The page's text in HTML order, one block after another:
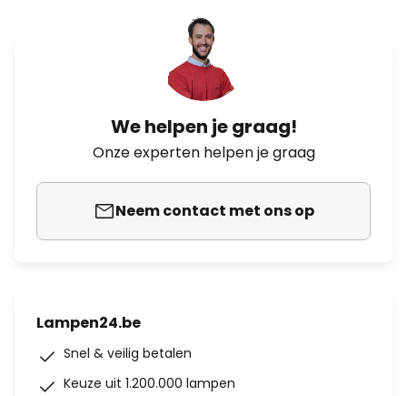
We helpen je graag!
Onze experten helpen je graag
Neem contact met ons op
Lampen24.be
Snel & veilig betalen
Keuze uit 1.200.000 lampen